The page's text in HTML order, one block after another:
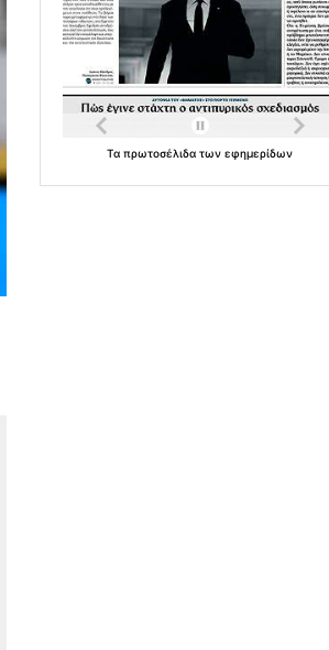
Ταπρωτοσέλιδατωνεφημερίδων